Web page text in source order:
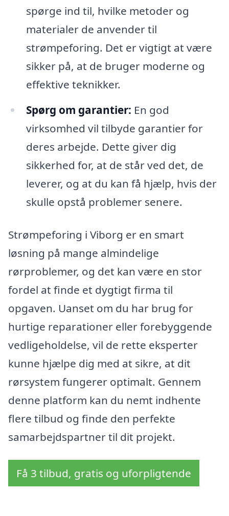
spørge ind til, hvilke metoder og
materialer de anvender til
strømpeforing. Det er vigtigt at være
sikker på, at de bruger moderne og
effektive teknikker.
Spørg om garantier: En god
virksomhed vil tilbyde garantier for
deres arbejde. Dette giver dig
sikkerhed for, at de står ved det, de
leverer, og at du kan få hjælp, hvis der
skulle opstå problemer senere.
Strømpeforing i Viborg er en smart
løsning på mange almindelige
rørproblemer, og det kan være en stor
fordel at finde et dygtigt firma til
opgaven. Uanset om du har brug for
hurtige reparationer eller forebyggende
vedligeholdelse, vil de rette eksperter
kunne hjælpe dig med at sikre, at dit
rørsystem fungerer optimalt. Gennem
denne platform kan du nemt indhente
flere tilbud og finde den perfekte
samarbejdspartner til dit projekt.
Få 3 tilbud, gratis og uforpligtende